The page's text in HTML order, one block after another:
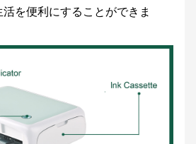
を便利にすることができま